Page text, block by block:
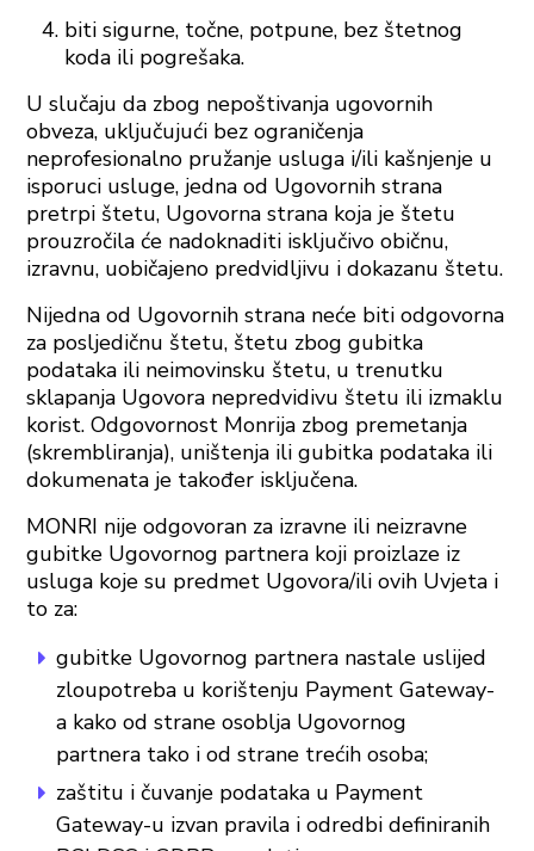
biti sigurne, točne, potpune, bez štetnog
koda ili pogrešaka.
U slučaju da zbog nepoštivanja ugovornih
obveza, uključujući bez ograničenja
neprofesionalno pružanje usluga i/ili kašnjenje u
isporuci usluge, jedna od Ugovornih strana
pretrpi štetu, Ugovorna strana koja je štetu
prouzročila će nadoknaditi isključivo običnu,
izravnu, uobičajeno predvidljivu i dokazanu štetu.
Nijedna od Ugovornih strana neće biti odgovorna
za posljedičnu štetu, štetu zbog gubitka
podataka ili neimovinsku štetu, u trenutku
sklapanja Ugovora nepredvidivu štetu ili izmaklu
korist. Odgovornost Monrija zbog premetanja
(skrembliranja), uništenja ili gubitka podataka ili
dokumenata je također isključena.
MONRI nije odgovoran za izravne ili neizravne
gubitke Ugovornog partnera koji proizlaze iz
usluga koje su predmet Ugovora/ili ovih Uvjeta i
to za:
gubitke Ugovornog partnera nastale uslijed
zloupotreba u korištenju Payment Gateway-
a kako od strane osoblja Ugovornog
partnera tako i od strane trećih osoba;
zaštitu i čuvanje podataka u Payment
Gateway-u izvan pravila i odredbi definiranih